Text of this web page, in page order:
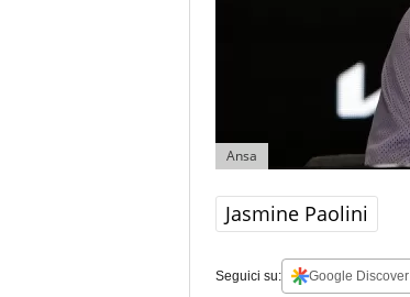
Ansa
Jasmine Paolini
Seguici su: Google Discover